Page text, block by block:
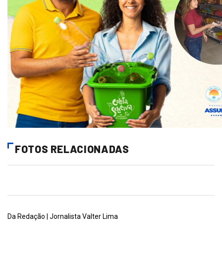
FOTOS RELACIONADAS
Da Redação | Jornalista Valter Lima